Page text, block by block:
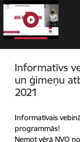
Informatīvs
un ģimeņu
2021
Informatīvais
programmās!
Ņemot vērā NVO